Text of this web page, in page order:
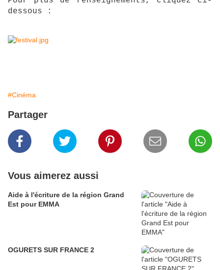
dessous :
#Cinéma
Partager
Vous aimerez aussi
Aide à l'écriture de la région Grand
Est pour EMMA
OGURETS SUR FRANCE 2